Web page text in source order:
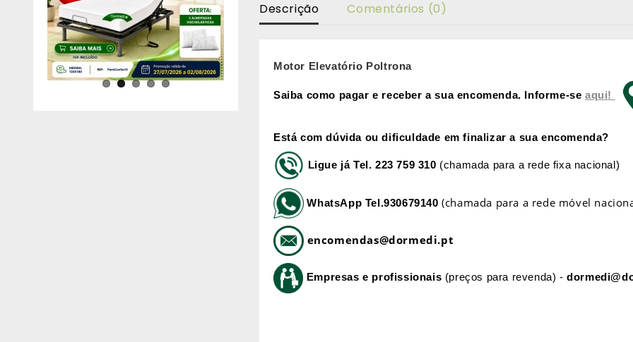
Descrição Comentários (0)
Motor Elevatório Poltrona
Saiba como pagar e receber a sua encomenda. Informe-seaqui!
Está com dúvida ou dificuldade em finalizar a sua encomenda?
Ligue já Tel. 223 759 310 (chamada para a rede fixa nacional)
WhatsApp Tel.930679140 (chamada para a rede móvel
encomendas@dormedi.pt
Empresas e profissionais (preços para revenda) -